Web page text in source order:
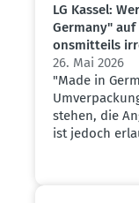
LG Kassel:
Germany"
ons­mit­teils
26. Mai 2026
"Made in
stehen, die
ist jedoch